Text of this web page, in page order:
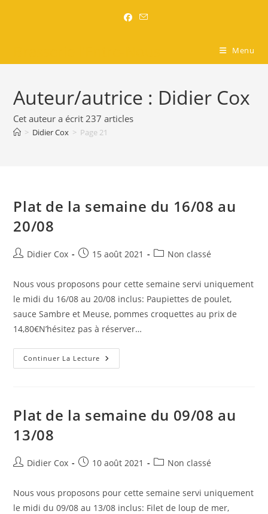
Menu
Auteur/autrice : Didier Cox
Cet auteur a écrit 237 articles
> Didier Cox > Page 21
Plat de la semaine du 16/08 au
20/08
Didier Cox 15 août 2021 Non classé
Nous vous proposons pour cette semaine servi uniquement
le midi du 16/08 au 20/08 inclus: Paupiettes de poulet,
sauce Sambre et Meuse, pommes croquettes au prix de
14,80€N’hésitez pas à réserver…
Continuer La Lecture
Plat de la semaine du 09/08 au
13/08
Didier Cox 10 août 2021 Non classé
Nous vous proposons pour cette semaine servi uniquement
le midi du 09/08 au 13/08 inclus: Filet de loup de mer,